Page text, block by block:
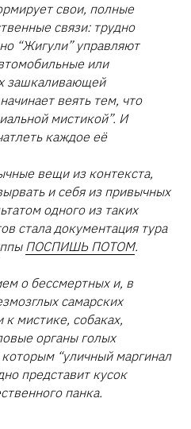
свои, полные
связи: трудно
“Жигули” управляют
или
зашкаливающей
веять тем, что
мистикой”. И
каждое её
вещи из контекста,
и себя из привычных
одного из таких
стала документация тура
ПОСПИШЬ ПОТОМ.
о бессмертных и, в
самарских
к мистике, собаках,
органы голых
“уличный маргинал
представит кусок
панка.